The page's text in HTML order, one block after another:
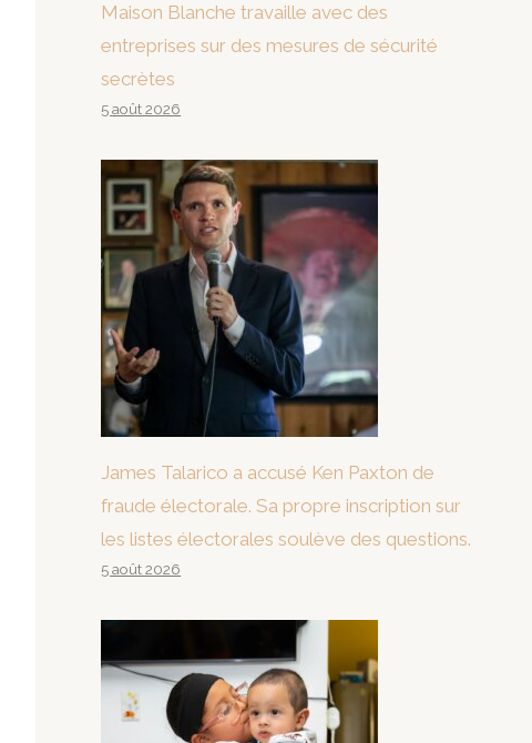
Maison Blanche travaille avec des
entreprises sur des mesures de sécurité
secrètes
5 août 2026
James Talarico a accusé Ken Paxton de
fraude électorale. Sa propre inscription sur
les listes électorales soulève des questions.
5 août 2026